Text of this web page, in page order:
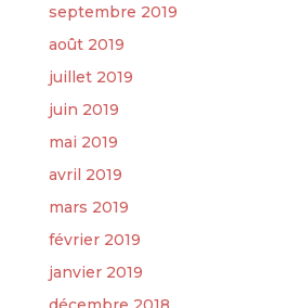
septembre 2019
août 2019
juillet 2019
juin 2019
mai 2019
avril 2019
mars 2019
février 2019
janvier 2019